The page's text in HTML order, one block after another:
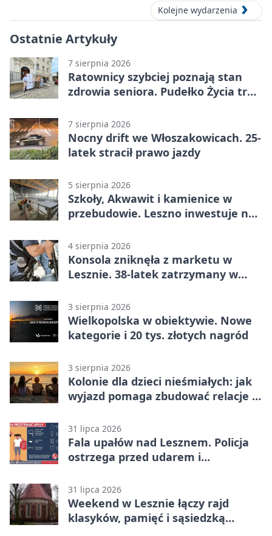
Kolejne wydarzenia
Ostatnie Artykuły
7 sierpnia 2026
Ratownicy szybciej poznają stan
zdrowia seniora. Pudełko Życia trafi
7 sierpnia 2026
Nocny drift we Włoszakowicach. 25-
latek stracił prawo jazdy
5 sierpnia 2026
Szkoły, Akwawit i kamienice w
przebudowie. Leszno inwestuje na
4 sierpnia 2026
Konsola zniknęła z marketu w
Lesznie. 38-latek zatrzymany w
3 sierpnia 2026
Wielkopolska w obiektywie. Nowe
kategorie i 20 tys. złotych nagród
3 sierpnia 2026
Kolonie dla dzieci nieśmiałych: jak
wyjazd pomaga zbudować relacje z
31 lipca 2026
Fala upałów nad Lesznem. Policja
ostrzega przed udarem i
31 lipca 2026
Weekend w Lesznie łączy rajd
klasyków, pamięć i sąsiedzką